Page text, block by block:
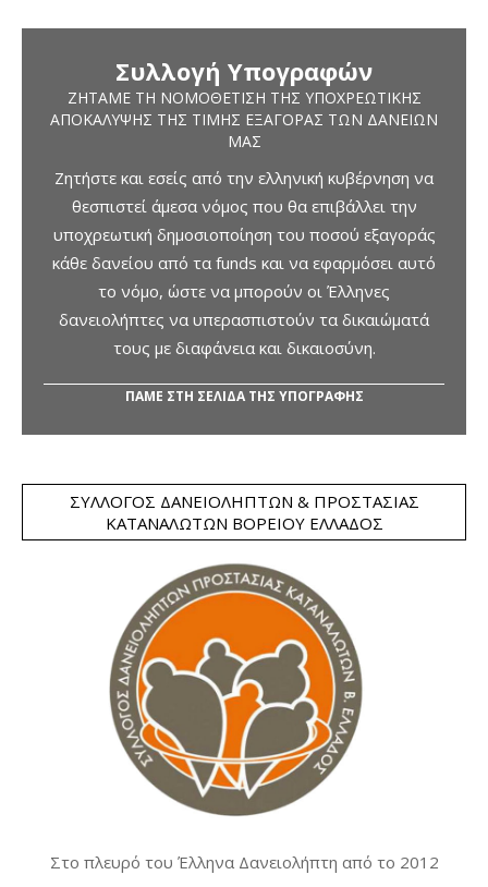
Συλλογή Υπογραφών
ΖΗΤΆΜΕ ΤΗ ΝΟΜΟΘΈΤΙΣΗ ΤΗΣ ΥΠΟΧΡΕΩΤΙΚΉΣ
ΑΠΟΚΆΛΥΨΗΣ ΤΗΣ ΤΙΜΉΣ ΕΞΑΓΟΡΆΣ ΤΩΝ ΔΑΝΕΊΩΝ
ΜΑΣ
Ζητήστε και εσείς από την ελληνική κυβέρνηση να
θεσπιστεί άμεσα νόμος που θα επιβάλλει την
υποχρεωτική δημοσιοποίηση του ποσού εξαγοράς
κάθε δανείου από τα funds και να εφαρμόσει αυτό
το νόμο, ώστε να μπορούν οι Έλληνες
δανειολήπτες να υπερασπιστούν τα δικαιώματά
τους με διαφάνεια και δικαιοσύνη.
ΠΑΜΕ ΣΤΗ ΣΕΛΙΔΑ ΤΗΣ ΥΠΟΓΡΑΦΗΣ
ΣΎΛΛΟΓΟΣ ΔΑΝΕΙΟΛΗΠΤΏΝ & ΠΡΟΣΤΑΣΊΑΣ
ΚΑΤΑΝΑΛΩΤΏΝ ΒΟΡΕΊΟΥ ΕΛΛΆΔΟΣ
Στο πλευρό του Έλληνα Δανειολήπτη από το 2012